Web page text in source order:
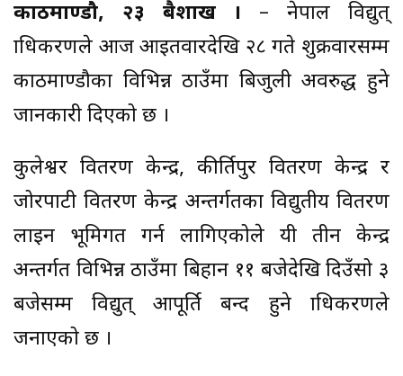
काठमाण्डौ, २३ बैशाख । – नेपाल विद्युत्
प्राधिकरणले आज आइतवारदेखि २८ गते शुक्रवारसम्म
काठमाण्डौका विभिन्न ठाउँमा बिजुली अवरुद्ध हुने
जानकारी दिएको छ ।
कुलेश्वर वितरण केन्द्र, कीर्तिपुर वितरण केन्द्र र
जोरपाटी वितरण केन्द्र अन्तर्गतका विद्युतीय वितरण
लाइन भूमिगत गर्न लागिएकोले यी तीन केन्द्र
अन्तर्गत विभिन्न ठाउँमा बिहान ११ बजेदेखि दिउँसो ३
बजेसम्म विद्युत् आपूर्ति बन्द हुने प्राधिकरणले
जनाएको छ ।